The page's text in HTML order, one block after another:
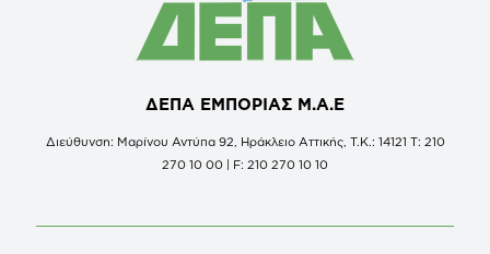
ΔΕΠΑ ΕΜΠΟΡΙΑΣ Μ.Α.Ε
Διεύθυνση: Μαρίνου Αντύπα 92, Ηράκλειο Αττικής, Τ.Κ.: 14121 Τ: 210
270 10 00 | F: 210 270 10 10